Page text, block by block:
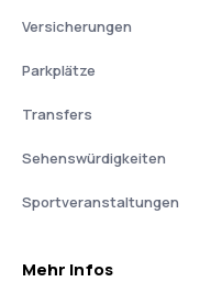
Versicherungen
Parkplätze
Transfers
Sehenswürdigkeiten
Sportveranstaltungen
Mehr Infos